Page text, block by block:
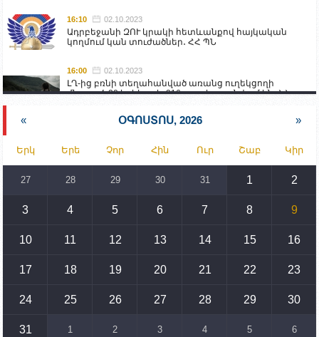
16:10 02.10.2023
Ադրբեջանի ԶՈՒ կրակի հետևանքով հայկական
կողմում կան տուժածներ․ ՀՀ ՊՆ
16:00 02.10.2023
ԼՂ-ից բռնի տեղահանված առանց ուղեկցողի
մնացած 20 երեխա և 216 տարեց գտնվում են ՀՀ
նախարարության հոգածության ներքո
Իրանը կողմ է տարածաշրջանի համար շահավետ
տրանսպորտային հաղորդակցությունների
զարգացմանը, սակայն ոչ՝ միջազգային
սահմանների փոփոխությանը
15:10 02.10.2023
սպառնալիքները կասեցնելու համար. իսպանացի
պատգամավորը Գորիսում է
14:54 02.10.2023
տեղակայված հայկական դիրքերի անձնակազմի
« ՕԳՈՍՏՈՍ, 2026 »
Երկ Երե Չոր Հին Ուր Շաբ Կիր
27 28 29 30 31 1 2
3 4 5 6 7 8 9
10 11 12 13 14 15 16
17 18 19 20 21 22 23
24 25 26 27 28 29 30
31 1 2 3 4 5 6